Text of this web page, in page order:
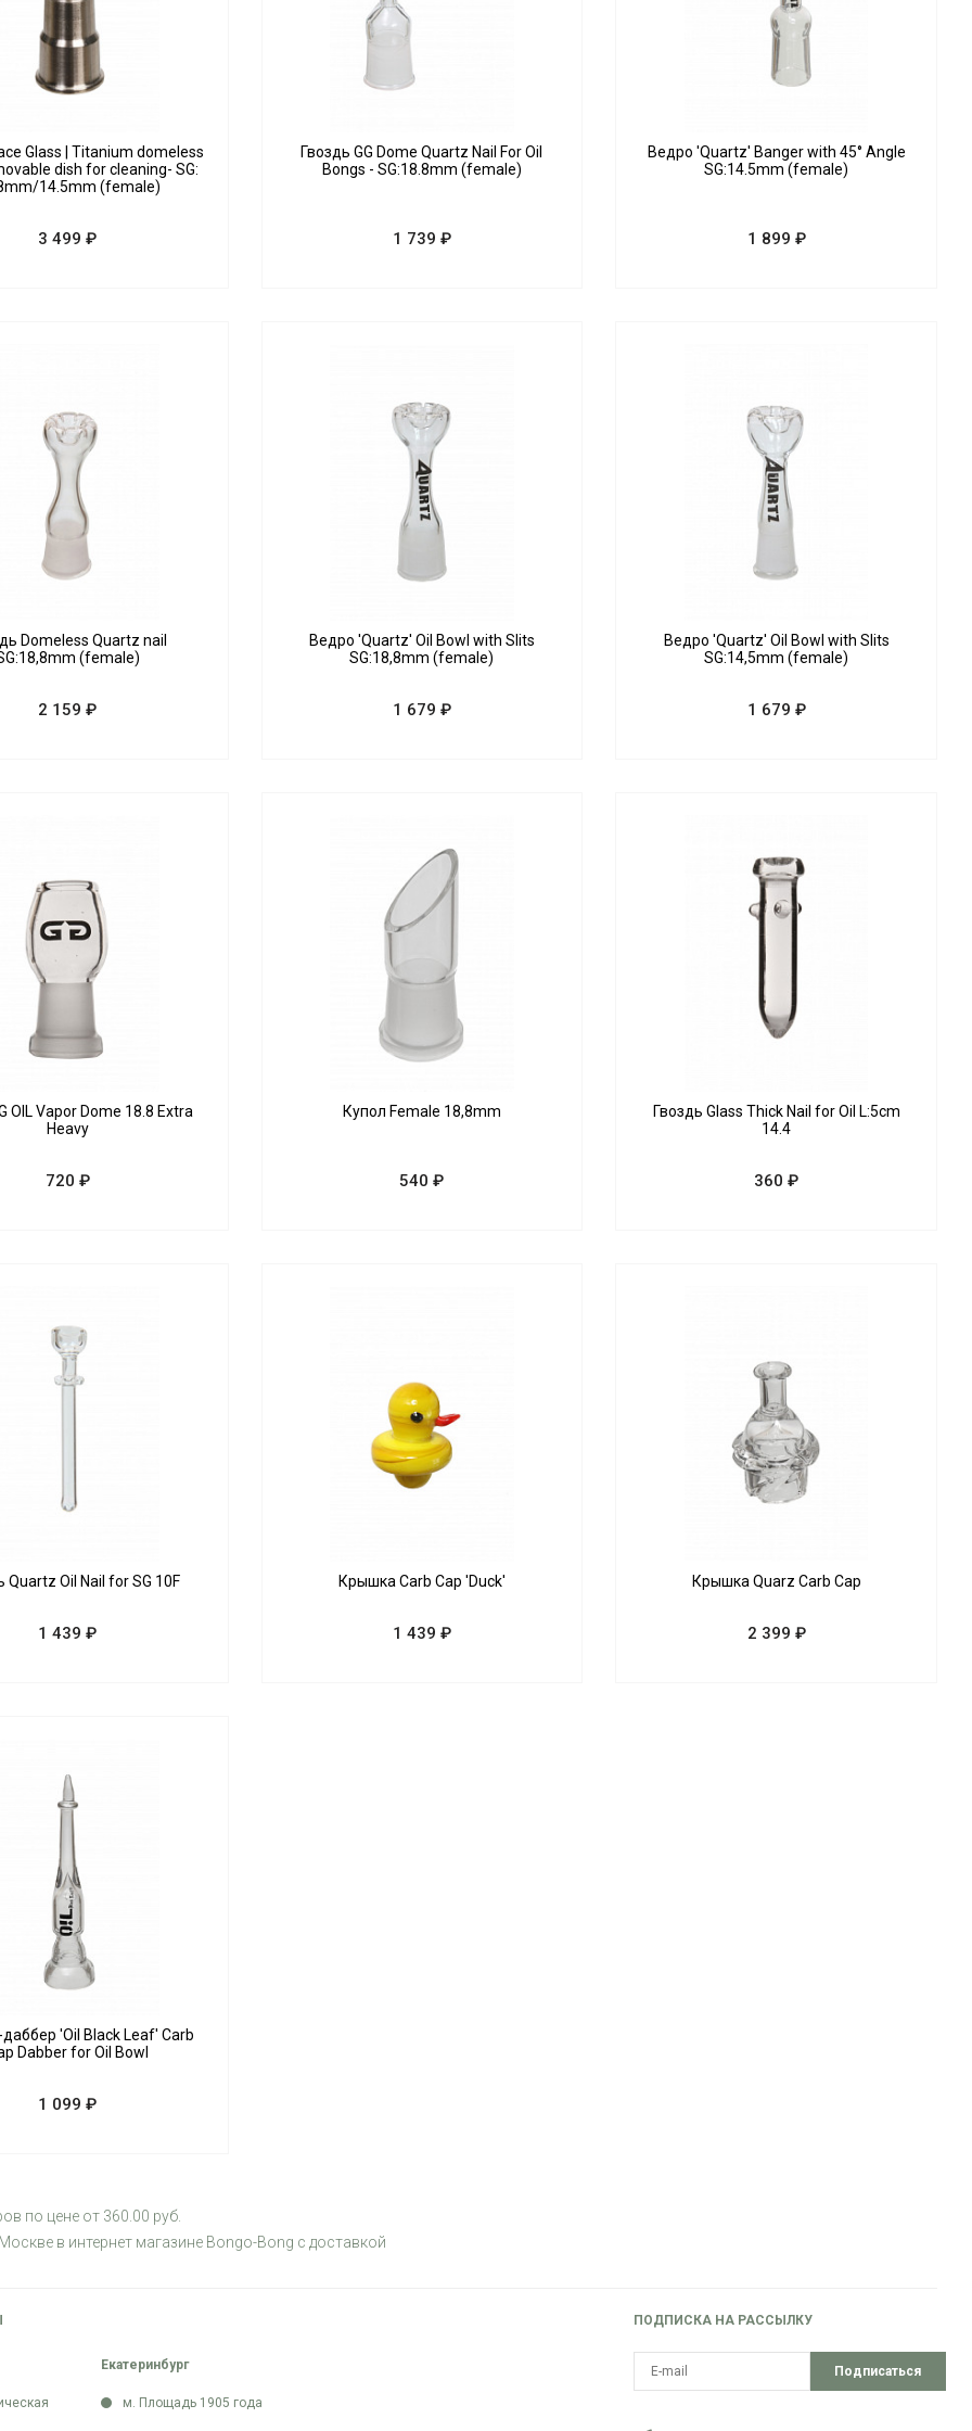
Glass | Titanium domeless
dish for cleaning- SG:
14.5mm (female)
3 499 ₽
Гвоздь GG Dome Quartz Nail For Oil
Bongs - SG:18.8mm (female)
1 739 ₽
Ведро 'Quartz' Banger with 45° Angle
SG:14.5mm (female)
1 899 ₽
Domeless Quartz nail
(female)
2 159 ₽
Ведро 'Quartz' Oil Bowl with Slits
SG:18,8mm (female)
1 679 ₽
Ведро 'Quartz' Oil Bowl with Slits
SG:14,5mm (female)
1 679 ₽
OIL Vapor Dome 18.8 Extra
Heavy
720 ₽
Купол Female 18,8mm
540 ₽
Гвоздь Glass Thick Nail for Oil L:5cm
14.4
360 ₽
Quartz Oil Nail for SG 10F
1 439 ₽
Крышка Carb Cap 'Duck'
1 439 ₽
Крышка Quarz Carb Cap
2 399 ₽
'Oil Black Leaf' Carb
Dabber for Oil Bowl
1 099 ₽
по цене от 360.00 руб.
в интернет магазине Bongo-Bong с доставкой
Екатеринбург
м. Площадь 1905 года
ПОДПИСКА НА РАССЫЛКУ
Подписаться